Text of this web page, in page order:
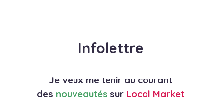
Infolettre
Je veux me tenir au courant
des nouveautés sur Local Market